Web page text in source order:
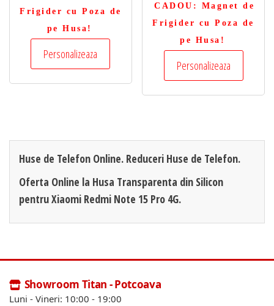
Frigider cu Poza de
pe Husa!
Personalizeaza
CADOU : Magnet de
Frigider cu Poza de
pe Husa!
Personalizeaza
Huse de Telefon Online. Reduceri Huse de Telefon.
Oferta Online la Husa Transparenta din Silicon
pentru Xiaomi Redmi Note 15 Pro 4G.
Showroom Titan - Potcoava
Luni - Vineri: 10:00 - 19:00